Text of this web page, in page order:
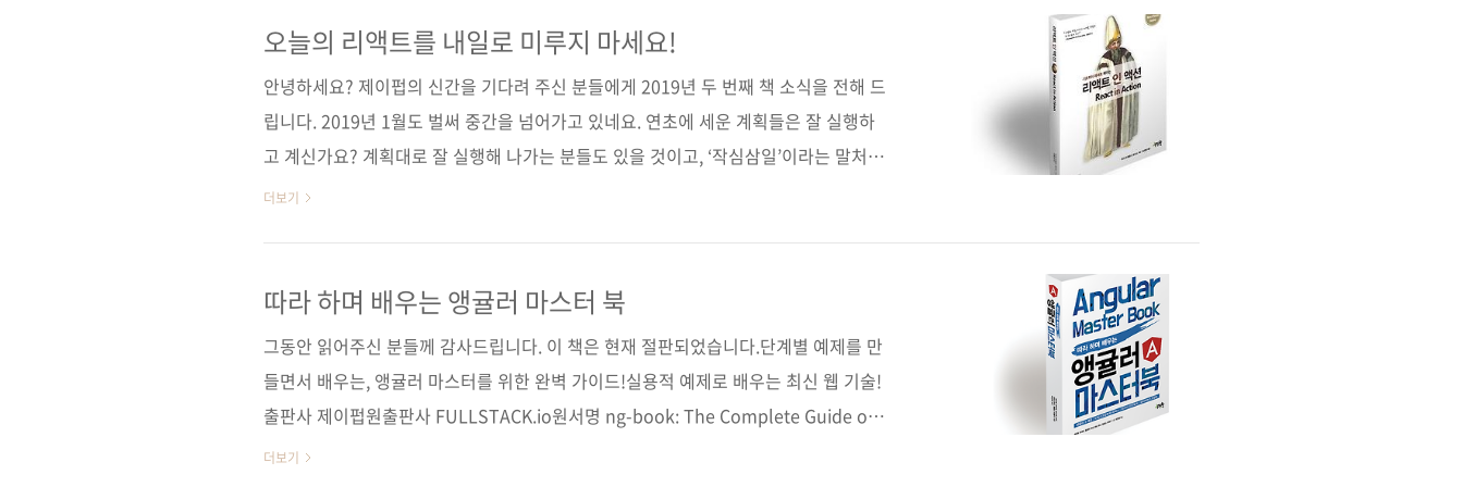
바스크립트 / 리액트 네이티브 / 프런트엔드분야 웹 프로그래밍 / 자바스크립트 도서구
오늘의 리액트를 내일로 미루지 마세요!
안녕하세요? 제이펍의 신간을 기다려 주신 분들에게 2019년 두 번째 책 소식을 전해 드
립니다. 2019년 1월도 벌써 중간을 넘어가고 있네요. 연초에 세운 계획들은 잘 실행하
고 계신가요? 계획대로 잘 실행해 나가는 분들도 있을 것이고, ‘작심삼일’이라는 말처럼
벌써 계획을 접으신 분들도 있을 거라는 생각도 듭니다. 이번에 소개해 드릴 도서는 이
상당히 무거워 보이는 옷을 입은 할아버지가 우리를 반겨 주고 있습니다. 옷 속에 많은
트 소개리액트를 살펴..
더보기
따라 하며 배우는 앵귤러 마스터 북
그동안 읽어주신 분들께 감사드립니다. 이 책은 현재 절판되었습니다.단계별 예제를 만
들면서 배우는, 앵귤러 마스터를 위한 완벽 가이드!실용적 예제로 배우는 최신 웹 기술!
출판사 제이펍원출판사 FULLSTACK.io원서명 ng-book: The Complete Guide on
Angular 5(원서 ISBN: 9781546376231) 저자명 네이트 머레이, 필리피 커리, 아리 러
더보기